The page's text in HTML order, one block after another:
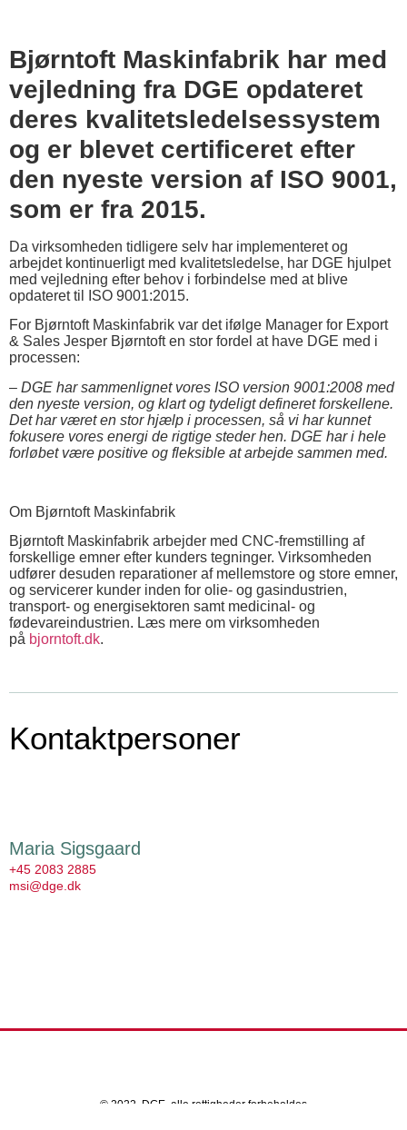
Bjørntoft Maskinfabrik har med
vejledning fra DGE opdateret
deres kvalitetsledelsessystem
og er blevet certificeret efter
den nyeste version af ISO 9001,
som er fra 2015.
Da virksomheden tidligere selv har implementeret og
arbejdet kontinuerligt med kvalitetsledelse, har DGE hjulpet
med vejledning efter behov i forbindelse med at blive
opdateret til ISO 9001:2015.
For Bjørntoft Maskinfabrik var det ifølge Manager for Export
& Sales Jesper Bjørntoft en stor fordel at have DGE med i
processen:
– DGE har sammenlignet vores ISO version 9001:2008 med
den nyeste version, og klart og tydeligt defineret forskellene.
Det har været en stor hjælp i processen, så vi har kunnet
fokusere vores energi de rigtige steder hen. DGE har i hele
forløbet være positive og fleksible at arbejde sammen med.
Om Bjørntoft Maskinfabrik
Bjørntoft Maskinfabrik arbejder med CNC-fremstilling af
forskellige emner efter kunders tegninger. Virksomheden
udfører desuden reparationer af mellemstore og store emner,
og servicerer kunder inden for olie- og gasindustrien,
transport- og energisektoren samt medicinal- og
fødevareindustrien. Læs mere om virksomheden
på bjorntoft.dk.
Kontaktpersoner
Maria Sigsgaard
+45 2083 2885
msi@dge.dk
© 2022, DGE, alle rettigheder forbeholdes